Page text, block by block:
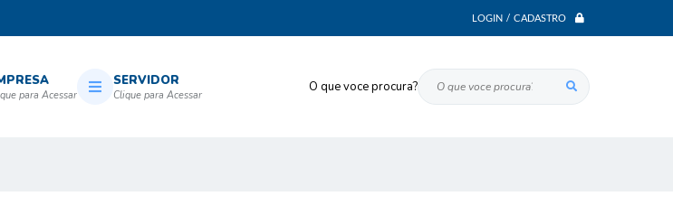
LOGIN / CADASTRO
O que voce procura?
SERVIDOR